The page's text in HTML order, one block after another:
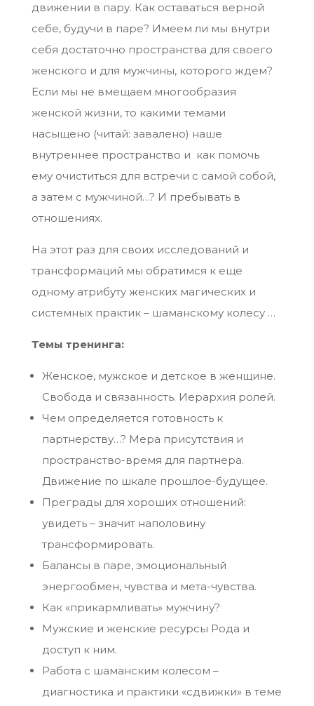
движении в пару. Как оставаться верной
себе, будучи в паре? Имеем ли мы внутри
себя достаточно пространства для своего
женского и для мужчины, которого ждем?
Если мы не вмещаем многообразия
женской жизни, то какими темами
насыщено (читай: завалено) наше
внутреннее пространство и как помочь
ему очиститься для встречи с самой собой,
а затем с мужчиной…? И пребывать в
отношениях.
На этот раз для своих исследований и
трансформаций мы обратимся к еще
одному атрибуту женских магических и
системных практик – шаманскому колесу …
Темы тренинга:
Женское, мужское и детское в женщине.
Свобода и связанность. Иерархия ролей.
Чем определяется готовность к
партнерству…? Мера присутствия и
пространство-время для партнера.
Движение по шкале прошлое-будущее.
Преграды для хороших отношений:
увидеть – значит наполовину
трансформировать.
Балансы в паре, эмоциональный
энергообмен, чувства и мета-чувства.
Как «прикармливать» мужчину?
Мужские и женские ресурсы Рода и
доступ к ним.
Работа с шаманским колесом –
диагностика и практики «сдвижки» в теме